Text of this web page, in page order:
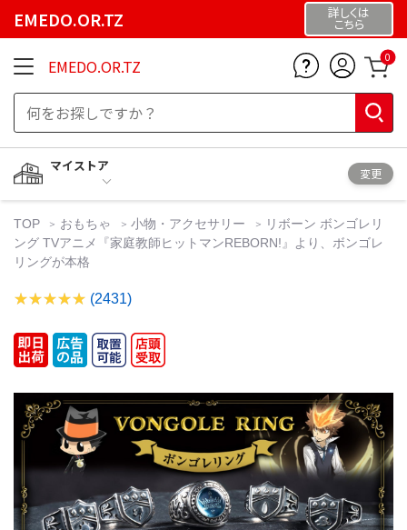
EMEDO.OR.TZ 詳しくは
こちら
EMEDO.OR.TZ 0
マイストア
変更
TOP おもちゃ 小物・アクセサリー
リボーン ボンゴレリ
ング TVアニメ『家庭教師ヒットマンREBORN!』より、ボンゴレ
リングが本格
(2431)